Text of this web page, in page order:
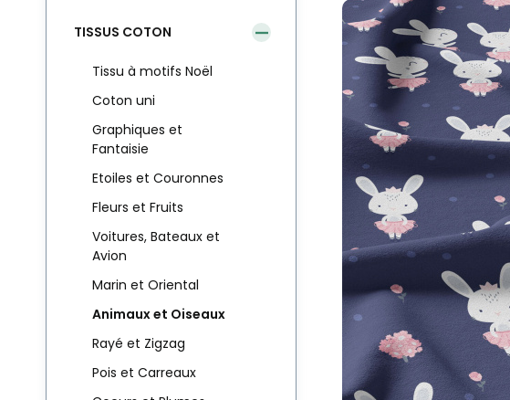
TISSUS COTON
Tissu à motifs Noël
Coton uni
Graphiques et
Fantaisie
Etoiles et Couronnes
Fleurs et Fruits
Voitures, Bateaux et
Avion
Marin et Oriental
Animaux et Oiseaux
Rayé et Zigzag
Pois et Carreaux